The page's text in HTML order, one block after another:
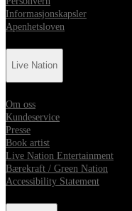
Informasjonskapsler
Apenhetsloven
Live Nation
Om oss
Kundeservice
Presse
Book artist
Live Nation Entertainment
Bærekraft / Green Nation
Accessibility Statement